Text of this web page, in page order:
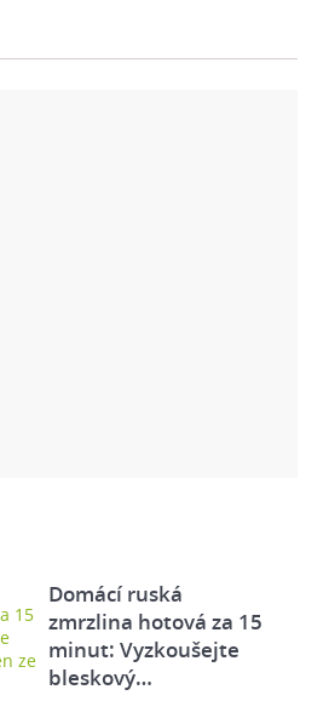
Domácí ruská
zmrzlina hotová za 15
minut: Vyzkoušejte
bleskový…